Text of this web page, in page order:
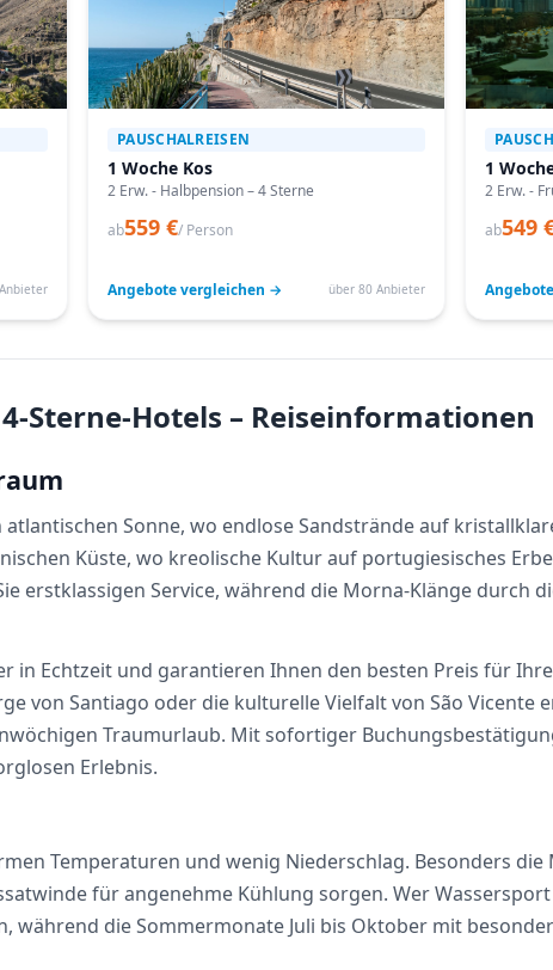
PAUSCHALREISEN
1 Woche Kos
2 Erw. - Halbpension – 4 Sterne
ab559 €/ Person
Angebote vergleichen → über 80 Anbieter
1
2 Erw. -
ab549
Sterne-Hotels – Reiseinformationen
Sonne, wo endlose Sandstrände auf
Küste, wo kreolische Kultur auf portugiesisches
erstklassigen Service, während die Morna-Klänge durch
in Echtzeit und garantieren Ihnen den besten Preis für
von Santiago oder die kulturelle Vielfalt von São Vicente
Traumurlaub. Mit sofortiger
Erlebnis.
Temperaturen und wenig Niederschlag. Besonders
für angenehme Kühlung sorgen. Wer
während die Sommermonate Juli bis Oktober mit